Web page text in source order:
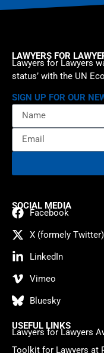
LAWYERS FOR
Lawyers for Lawyers
status’ with the UN
SIGN UP FOR OUR
SOCIAL MEDIA
Facebook
X (formely Twitter)
LinkedIn
Vimeo
Bluesky
USEFUL LINKS
Lawyers for Lawyers
Toolkit for Lawyers at